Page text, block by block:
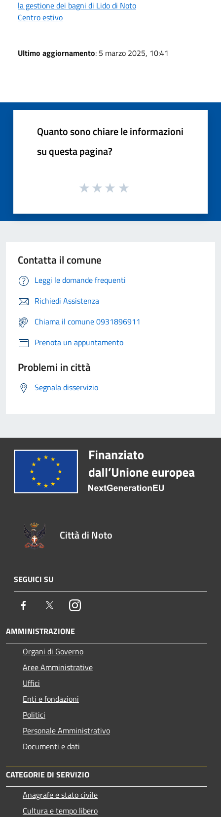
la gestione dei bagni di Lido di Noto
Centro estivo
Ultimo aggiornamento: 5 marzo 2025, 10:41
Quanto sono chiare le informazioni
su questa pagina?
Contatta il comune
Leggi le domande frequenti
Richiedi Assistenza
Chiama il comune 0931896911
Prenota un appuntamento
Problemi in città
Segnala disservizio
Città di Noto
SEGUICI SU
Facebook TwitterInstagram
AMMINISTRAZIONE
Organi di Governo
Aree Amministrative
Uffici
Enti e fondazioni
Politici
Personale Amministrativo
Documenti e dati
CATEGORIE DI SERVIZIO
Anagrafe e stato civile
Cultura e tempo libero